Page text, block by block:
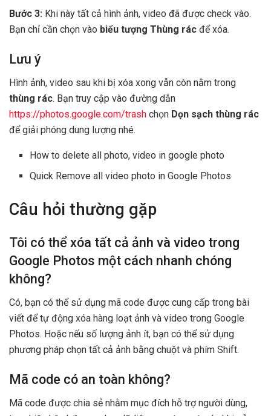
Bước 3: Khi này tất cả hình ảnh, video đã được check vào.
Bạn chỉ cần chọn vào biểu tượng Thùng rác để xóa.
Lưu ý
Hình ảnh, video sau khi bị xóa xong vẫn còn nằm trong
thùng rác. Bạn truy cập vào đường dẫn
https://photos.google.com/trash chọn Dọn sạch thùng rác
để giải phóng dung lượng nhé.
How to delete all photo, video in google photo
Quick Remove all video photo in Google Photos
Câu hỏi thường gặp
Tôi có thể xóa tất cả ảnh và video trong
Google Photos một cách nhanh chóng
không?
Có, bạn có thể sử dụng mã code được cung cấp trong bài
viết để tự động xóa hàng loạt ảnh và video trong Google
Photos. Hoặc nếu số lượng ảnh ít, bạn có thể sử dụng
phương pháp chọn tất cả ảnh bằng chuột và phím Shift.
Mã code có an toàn không?
Mã code được chia sẻ nhằm mục đích hỗ trợ người dùng,